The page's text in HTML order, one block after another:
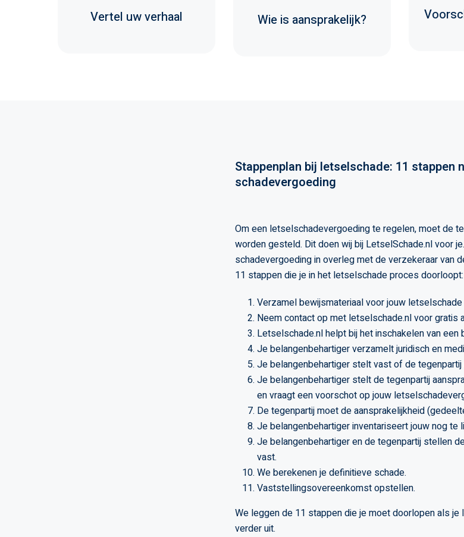
Vertel uw verhaal Wie is aansprakelijk?
Stappenplan bij letselschade: 11 stappen
schadevergoeding
Om een letselschadevergoeding te regelen, moet de
worden gesteld. Dit doen wij bij LetselSchade.nl voor
schadevergoeding in overleg met de verzekeraar van
11 stappen die je in het letselschade proces doorloopt:
Verzamel bewijsmateriaal voor jouw letselschade
Neem contact op met letselschade.nl voor gratis
Letselschade.nl helpt bij het inschakelen van een
Je belangenbehartiger verzamelt juridisch en
Je belangenbehartiger stelt vast of de tegenpartij
Je belangenbehartiger stelt de tegenpartij
en vraagt een voorschot op jouw
De tegenpartij moet de aansprakelijkheid
Je belangenbehartiger inventariseert jouw nog te
Je belangenbehartiger en de tegenpartij stellen
vast.
We berekenen je definitieve schade.
Vaststellingsovereenkomst opstellen.
We leggen de 11 stappen die je moet doorlopen als je
verder uit.